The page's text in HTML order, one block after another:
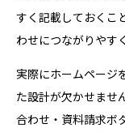
すく記載しておくこ
わせにつながりやす
実際にホームページ
た設計が欠かせませ
合わせ・資料請求ボ